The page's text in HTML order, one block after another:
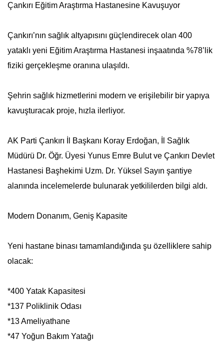
Çankırı Eğitim Araştırma Hastanesine Kavuşuyor
Çankırı’nın sağlık altyapısını güçlendirecek olan 400
yataklı yeni Eğitim Araştırma Hastanesi inşaatında %78’lik
fiziki gerçekleşme oranına ulaşıldı.
Şehrin sağlık hizmetlerini modern ve erişilebilir bir yapıya
kavuşturacak proje, hızla ilerliyor.
AK Parti Çankırı İl Başkanı Koray Erdoğan, İl Sağlık
Müdürü Dr. Öğr. Üyesi Yunus Emre Bulut ve Çankırı Devlet
Hastanesi Başhekimi Uzm. Dr. Yüksel Sayın şantiye
alanında incelemelerde bulunarak yetkililerden bilgi aldı.
Modern Donanım, Geniş Kapasite
Yeni hastane binası tamamlandığında şu özelliklere sahip
olacak:
*400 Yatak Kapasitesi
*137 Poliklinik Odası
*13 Ameliyathane
*47 Yoğun Bakım Yatağı